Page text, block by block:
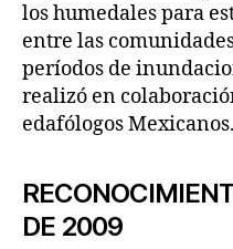
los humedales para
entre las
períodos de
realizó en
edafólogos Mexicanos.
DE 2009